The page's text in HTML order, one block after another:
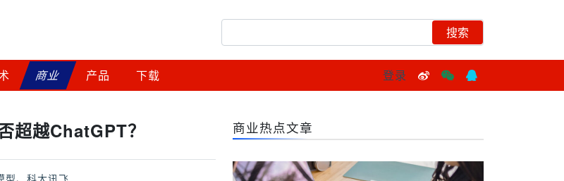
商业 产品 下载 登录
超越ChatGPT？
型、 科大讯飞
商业热点文章